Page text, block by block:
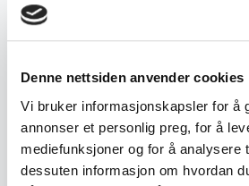
Denne nettsiden anvender cookies
Vi bruker informasjonskapsler for å
annonser et personlig preg, for å
mediefunksjoner og for å analysere
dessuten informasjon om hvordan
Emneord
Sølv Lysestaker Produsent
vintage sølv